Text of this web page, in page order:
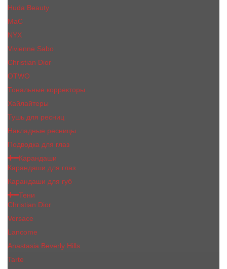
Huda Beauty
МаС
NYX
Vivienne Sabo
Сhristiаn Diоr
OTWO
Тональные корректоры
Хайлайтеры
Тушь для ресниц
Накладные ресницы
Подводка для глаз
Карандаши
Карандаши для глаз
Карандаши для губ
Тени
Christian Dior
Versace
Lancome
Anastasia Beverly Hills
Tarte